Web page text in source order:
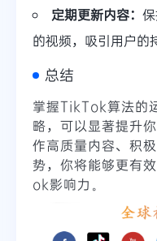
定期更新内容：
的视频，吸引用户的
总结
掌握TikTok算法的
略，可以显著提升
作高质量内容、积
势，你将能够更有
ok影响力。